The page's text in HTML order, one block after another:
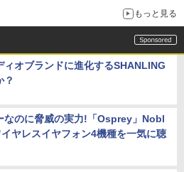
もっと見る
ィオブランドに進化するSHANLING
？
なのに脅威の実力!「Osprey」Nobl
ヤレスイヤフォン4機種を一気に聴